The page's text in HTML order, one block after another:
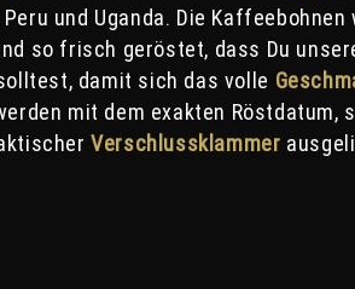
und Uganda. Die Kaffeebohnen
so frisch geröstet, dass Du
damit sich das volle
mit dem exakten Röstdatum,
Verschlussklammer